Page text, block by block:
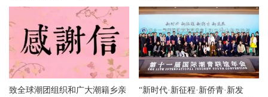
致全球潮团组织和广大潮籍乡亲
“新时代·新征程·新侨青·新发